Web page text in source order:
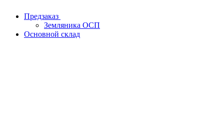
Предзаказ
Земляника ОСП
Основной склад